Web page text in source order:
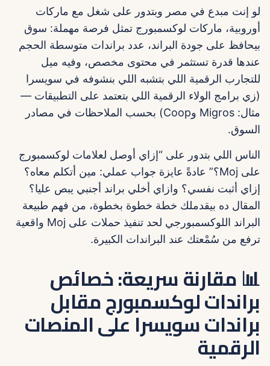
لو إنت مبدع في مصر وبتدور على شغل مع ماركات
أوروبية، ماركات لوكسمبورج تمثل فرصة مهملة: سوق
بيحافظ على جودة البراند، عدد براندات متوسطة الحجم
عندها قدرة تستثمر في محتوى مخصص، وفيه ميل
للتجارب الرقمية اللي بتشبه اللي بنشوفه في سويسرا
(زي برامج الولاء الرقمية اللي بتعتمد على التطبيقات —
مثال: Migros وCoop) بحسب الملاحظات في مصادر
السوق.
الناس اللي بتدور على “إزاي أوصل لعلامات لوكسمبورج
على Moj؟” عادةً عايزة جواب عملي: مين أتكلم معاه؟
إزاي أثبت نفسي؟ وازاي أخلي براند أجنبي يبص عليا؟
المقال ده بيقدملك خطة خطوة بخطوة، من فهم طبيعة
البراند اللوكسمبورجي لحد تنفيذ حملات على Moj واقعية
ترفع من سُمْعتك عند البراندات الكبيرة.
📊 مقارنة سريعة: خصائص
براندات لوكسمبورج مقابل
براندات سويسرا على المنصات
الرقمية